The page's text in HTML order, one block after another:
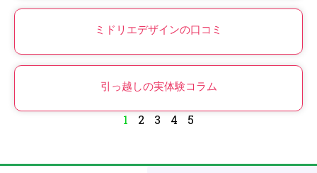
ミドリエデザインの口コミ
引っ越しの実体験コラム
1 2 3 4 5